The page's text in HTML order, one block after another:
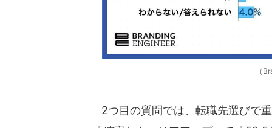
（
2つ目の質問では、転職先選びで